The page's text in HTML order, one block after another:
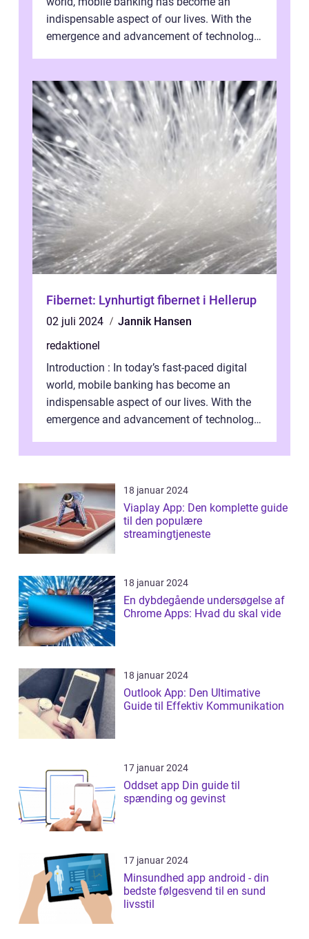
indispensable aspect of our lives. With the
emergence and advancement of technology,
Fibernet: Lynhurtigt fibernet i Hellerup
02 juli 2024
Jannik Hansen
redaktionel
Introduction : In today’s fast-paced digital
world, mobile banking has become an
indispensable aspect of our lives. With the
emergence and advancement of technology,
18 januar 2024
Viaplay App: Den komplette guide
til den populære
streamingtjeneste
18 januar 2024
En dybdegående undersøgelse af
Chrome Apps: Hvad du skal vide
18 januar 2024
Outlook App: Den Ultimative
Guide til Effektiv Kommunikation
17 januar 2024
Oddset app Din guide til
spænding og gevinst
17 januar 2024
Minsundhed app android - din
bedste følgesvend til en sund
livsstil